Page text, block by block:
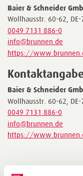
Baier & Schneider
Wollhausstr. 60-62,
0049 7131 886-0
info@brunnen.de
https://
Baier & Schneider
Wollhausstr. 60-62,
0049 7131 886-0
info@brunnen.de
https://